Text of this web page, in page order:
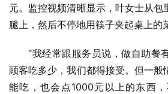
元。监控视频清晰显示，叶女士从包
腿上，然后不停地用筷子夹起桌上的
“我经常跟服务员说，做自助餐
顾客吃多少，我们都得接受。但一般
能吃，也会点1000元以上的东西